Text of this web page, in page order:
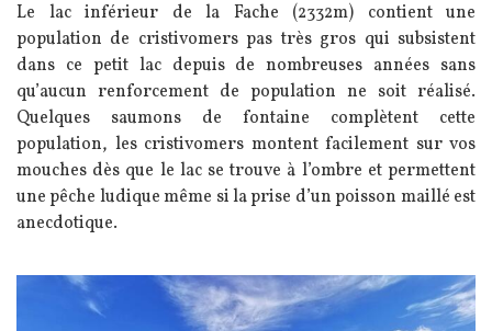
Le lac inférieur de la Fache (2332m) contient une
population de cristivomers pas très gros qui subsistent
dans ce petit lac depuis de nombreuses années sans
qu’aucun renforcement de population ne soit réalisé.
Quelques saumons de fontaine complètent cette
population, les cristivomers montent facilement sur vos
mouches dès que le lac se trouve à l’ombre et permettent
une pêche ludique même si la prise d’un poisson maillé est
anecdotique.